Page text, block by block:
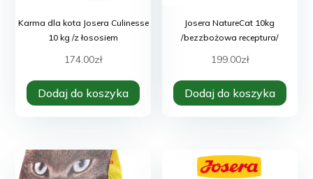
Karma dla kota Josera Culinesse
10 kg /z łososiem
174.00zł
Dodaj do koszyka
Josera NatureCat 10kg
/bezzbożowa receptura/
199.00zł
Dodaj do koszyka